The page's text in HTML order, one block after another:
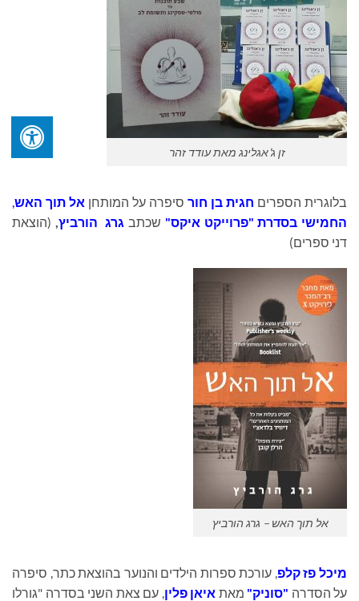
זן ג'אגלינג מאת עודד זהר
בלוגרית הספרים חגית בן חור סיפרה על המותחן אל תוך האש
החמישי בסדרת "פרוייקט איקס" שכתב גרג הורביץ (הוצאת
דני ספרים)
אל תוך האש – גרג הורביץ
מיכל פז קלפ, עורכת ספרות הילדים והנוער בהוצאת כתר, סיפרה
על הסדרה "סוניק" מאת איאן פלין, עם צאת השני בסדרה "גורלו